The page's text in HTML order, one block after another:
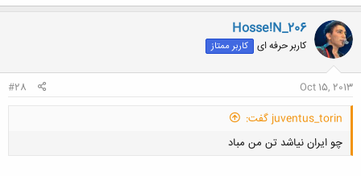
کلیک کنید تا باز شود...
Hosse!N_206
کاربر حرفه ای کاربر ممتاز
Oct 15, 2013
#28
juventus_torin گفت:
چو ایران نیاشد تن من مباد